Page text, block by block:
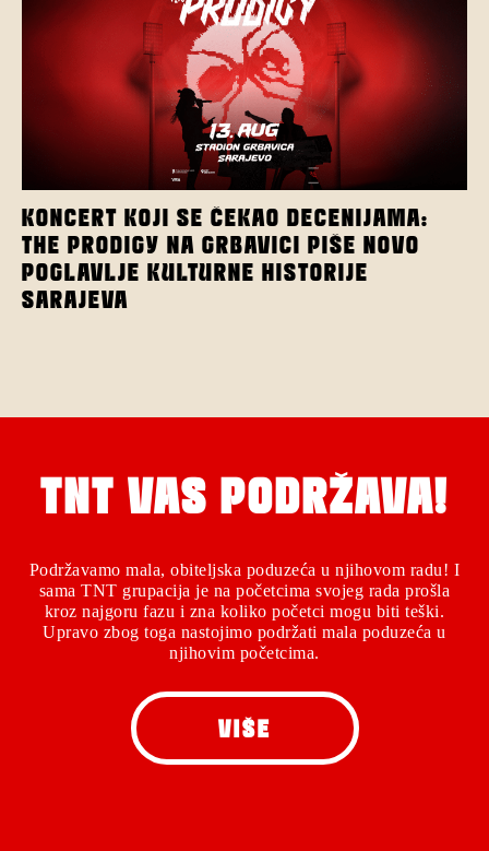
KONCERT KOJI SE ČEKAO DECENIJAMA:
THE PRODIGY NA GRBAVICI PIŠE NOVO
POGLAVLJE KULTURNE HISTORIJE
SARAJEVA
TNT VAS PODRŽAVA!
Podržavamo mala, obiteljska poduzeća u njihovom radu! I
sama TNT grupacija je na početcima svojeg rada prošla
kroz najgoru fazu i zna koliko početci mogu biti teški.
Upravo zbog toga nastojimo podržati mala poduzeća u
njihovim početcima.
VIŠE